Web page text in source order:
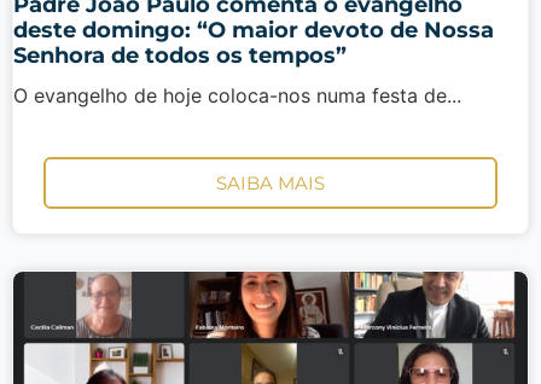
deste domingo: “O maior devoto de Nossa
Senhora de todos os tempos”
O evangelho de hoje coloca-nos numa festa de...
SAIBA MAIS